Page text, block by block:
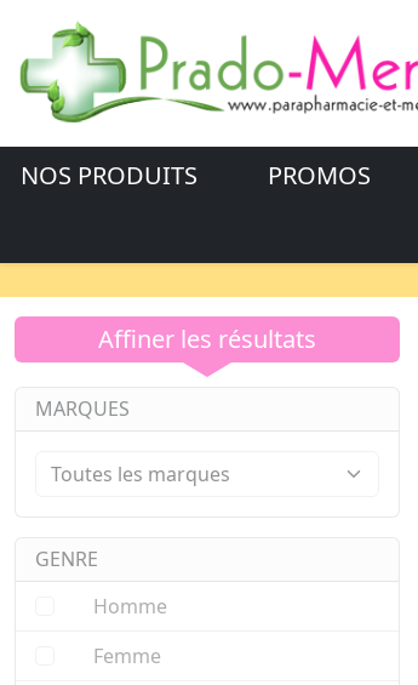
NOS PRODUITS PROMOS
Affiner les résultats
MARQUES
GENRE
Homme
Femme